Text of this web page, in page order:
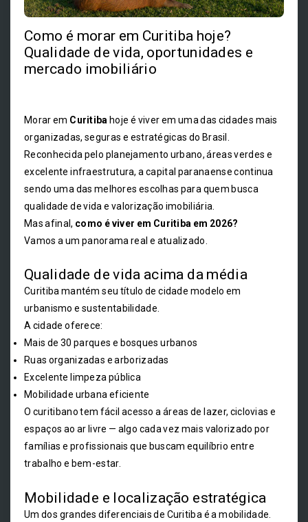
Como é morar em Curitiba hoje?
Qualidade de vida, oportunidades e
mercado imobiliário
Morar em Curitiba hoje é viver em uma das cidades mais
organizadas, seguras e estratégicas do Brasil.
Reconhecida pelo planejamento urbano, áreas verdes e
excelente infraestrutura, a capital paranaense continua
sendo uma das melhores escolhas para quem busca
qualidade de vida e valorização imobiliária.
Mas afinal, como é viver em Curitiba em 2026?
Vamos a um panorama real e atualizado.
Qualidade de vida acima da média
Curitiba mantém seu título de cidade modelo em
urbanismo e sustentabilidade.
A cidade oferece:
Mais de 30 parques e bosques urbanos
Ruas organizadas e arborizadas
Excelente limpeza pública
Mobilidade urbana eficiente
O curitibano tem fácil acesso a áreas de lazer, ciclovias e
espaços ao ar livre — algo cada vez mais valorizado por
famílias e profissionais que buscam equilíbrio entre
trabalho e bem-estar.
Mobilidade e localização estratégica
Um dos grandes diferenciais de Curitiba é a mobilidade.